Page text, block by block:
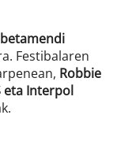
Festibalaren
Robbie
eta Interpol